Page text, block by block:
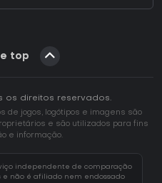
top
os direitos reservados.
de jogos, logótipos e imagens são
e são utilizados para fins
e informação.
independente de comparação
não é afiliado nem endossado